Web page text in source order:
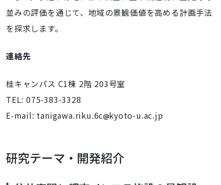
並みの評価を通じて、地域の景観価値を高める計画手法
を探求します。
連絡先
桂キャンパス C1棟 2階 203号室
TEL: 075-383-3328
E-mail: tanigawa.riku.6c kyoto-u.ac.jp
研究テーマ・開発紹介